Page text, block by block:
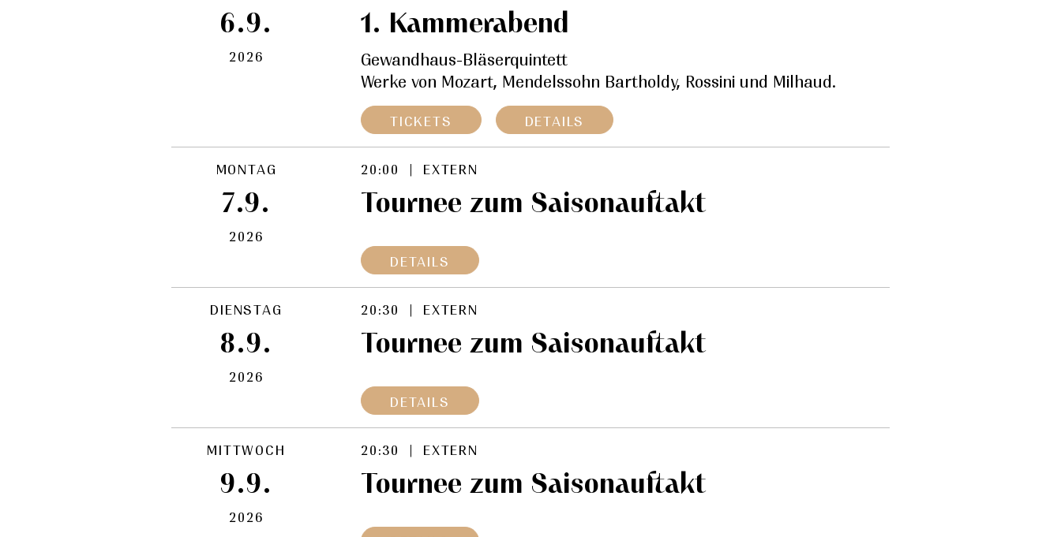
6.9.
2026
1. Kammerabend
Gewandhaus-Bläserquintett
Werke von Mozart, Mendelssohn Bartholdy, Rossini und Milhaud.
TICKETS DETAILS
MONTAG
7.9.
2026
20:00 | EXTERN
Tournee zum Saisonauftakt
DETAILS
DIENSTAG
8.9.
2026
20:30 | EXTERN
Tournee zum Saisonauftakt
DETAILS
MITTWOCH
9.9.
2026
20:30 | EXTERN
Tournee zum Saisonauftakt